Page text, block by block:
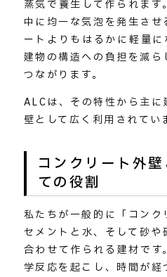
蒸気で養生して作られま
中に均一な気泡を発生させ
ートよりもはるかに軽量に
建物の構造への負担を減ら
つながります。
ALCは、その特性から主に
壁として広く利用されてい
コンクリート外
ての役割
私たちが一般的に「コンク
セメントと水、そして砂
合わせて作られる建材で
学反応を起こし、時間が